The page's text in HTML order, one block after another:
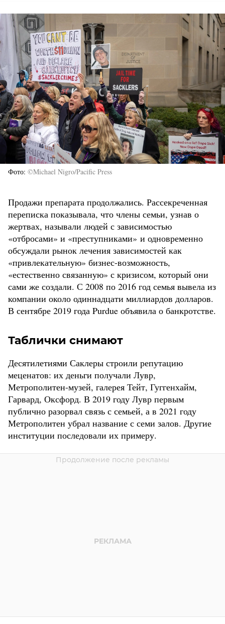
Фото ©Michael Nigro/Pacific Press
Продажи препарата продолжались. Рассекреченная
переписка показывала, что члены семьи, узнав о
жертвах, называли людей с зависимостью
«отбросами» и «преступниками» и одновременно
обсуждали рынок лечения зависимостей как
«привлекательную» бизнес-возможность,
«естественно связанную» с кризисом, который они
сами же создали. С 2008 по 2016 год семья вывела из
компании около одиннадцати миллиардов долларов.
В сентябре 2019 года Purdue объявила о банкротстве.
Таблички снимают
Десятилетиями Саклеры строили репутацию
меценатов: их деньги получали Лувр,
Метрополитен-музей, галерея Тейт, Гуггенхайм,
Гарвард, Оксфорд. В 2019 году Лувр первым
публично разорвал связь с семьей, а в 2021 году
Метрополитен убрал название с семи залов. Другие
институции последовали их примеру.